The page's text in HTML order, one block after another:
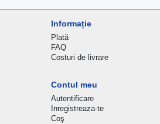
Informație
Plată
FAQ
Costuri de livrare
Contul meu
Autentificare
Inregistreaza-te
Coş